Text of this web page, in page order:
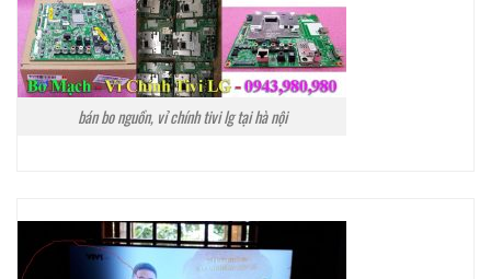
bán bo nguồn, vỉ chính tivi lg tại hà nội